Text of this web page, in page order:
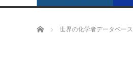
ホーム 世界の化学者データベース